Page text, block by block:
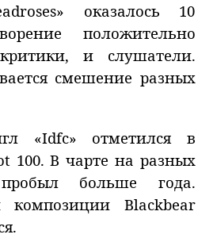
оказалось 10
положительно
и слушатели.
смешение разных
«Idfc» отметился в
100. В чарте на разных
больше года.
композиции Blackbear